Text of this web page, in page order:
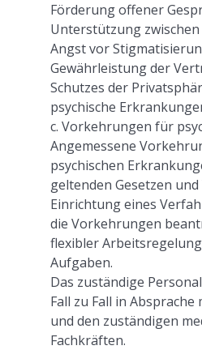
Förderung offener
Unterstützung
Angst vor
Gewährleistung der
Schutzes der
psychische
c. Vorkehrungen für
Angemessene
psychischen
geltenden Gesetzen
Einrichtung eines
die Vorkehrungen
flexibler
Aufgaben.
Das zuständige
Fall zu Fall in
und den zuständigen
Fachkräften.